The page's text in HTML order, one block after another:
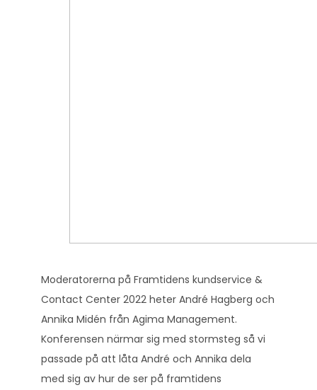
Moderatorerna på Framtidens kundservice &
Contact Center 2022 heter André Hagberg och
Annika Midén från Agima Management.
Konferensen närmar sig med stormsteg så vi
passade på att låta André och Annika dela
med sig av hur de ser på framtidens